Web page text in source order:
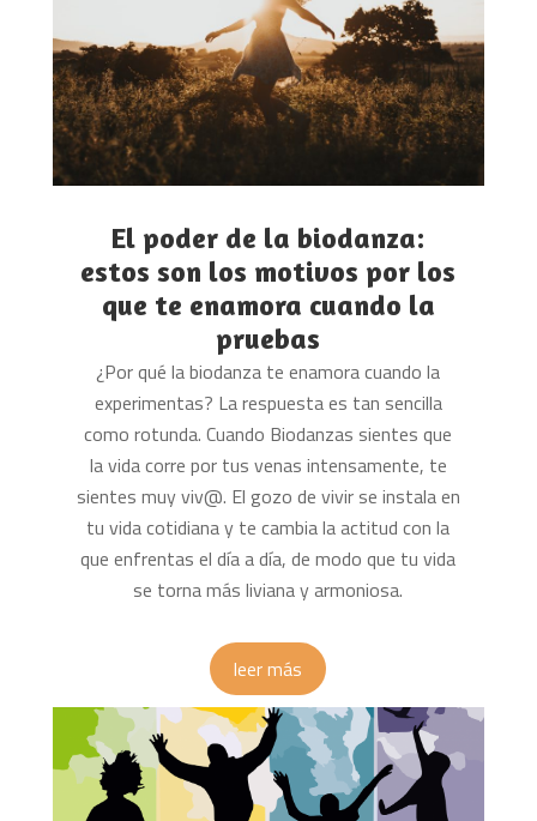
El poder de la biodanza:
estos son los motivos por los
que te enamora cuando la
pruebas
¿Por qué la biodanza te enamora cuando la
experimentas? La respuesta es tan sencilla
como rotunda. Cuando Biodanzas sientes que
la vida corre por tus venas intensamente, te
sientes muy viv@. El gozo de vivir se instala en
tu vida cotidiana y te cambia la actitud con la
que enfrentas el día a día, de modo que tu vida
se torna más liviana y armoniosa.
leer más